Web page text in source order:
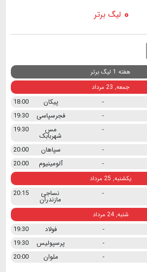
لیگ برتر
هفته 1 لیگ برتر
جمعه, 23 مرداد
- پیکان
18:00
- فجرسپاسی
19:30
- مس
شهربابک
19:30
- سپاهان
20:00
- آلومینیوم 20:00
یکشنبه, 25 مرداد
- نساجی
مازندران
20:15
شنبه, 24 مرداد
- فولاد
19:30
- پرسپولیس
19:30
- ملوان 20:00